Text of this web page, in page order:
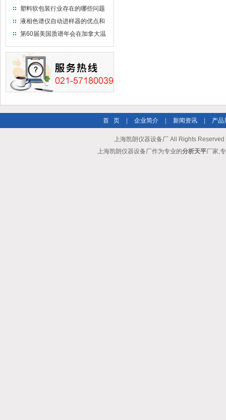
塑料软包装行业存在的哪些问题
液相色谱仪自动进样器的优点和
维护
第60届美国质谱年会在加拿大温
首 页 企业简介 新闻资讯 产品
上海凯朗仪器设备厂 All Rights Reserved
上海凯朗仪器设备厂作为专业的分析天平厂家,